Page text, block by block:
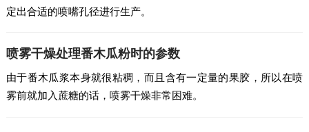
定出合适的喷嘴孔径进行生产。
喷雾干燥处理番木瓜粉时的参数
由于番木瓜浆本身就很粘稠，而且含有一定量的果胶，所以在喷
雾前就加入蔗糖的话，喷雾干燥非常困难。